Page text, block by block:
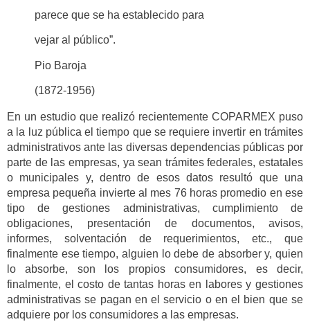
parece que se ha establecido para
vejar al público”.
Pio Baroja
(1872-1956)
En un estudio que realizó recientemente COPARMEX puso
a la luz pública el tiempo que se requiere invertir en trámites
administrativos ante las diversas dependencias públicas por
parte de las empresas, ya sean trámites federales, estatales
o municipales y, dentro de esos datos resultó que una
empresa pequeña invierte al mes 76 horas promedio en ese
tipo de gestiones administrativas, cumplimiento de
obligaciones, presentación de documentos, avisos,
informes, solventación de requerimientos, etc., que
finalmente ese tiempo, alguien lo debe de absorber y, quien
lo absorbe, son los propios consumidores, es decir,
finalmente, el costo de tantas horas en labores y gestiones
administrativas se pagan en el servicio o en el bien que se
adquiere por los consumidores a las empresas.